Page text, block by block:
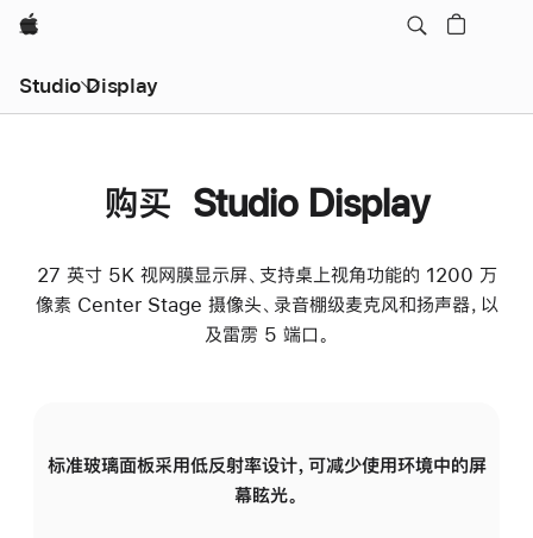
Apple
Studio Display
购买 Studio Display
27 英寸 5K 视网膜显示屏、支持桌上视角功能的 1200 万
像素 Center Stage 摄像头、录音棚级麦克风和扬声器，以
及雷雳 5 端口。
标准玻璃面板采用低反射率设计，可减少使用环境中的屏
幕眩光。